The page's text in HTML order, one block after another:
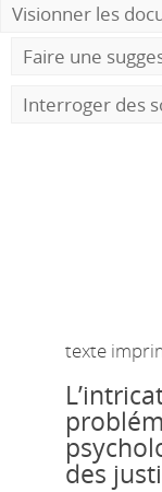
Visionner les
Faire une
Interroger des
texte
des